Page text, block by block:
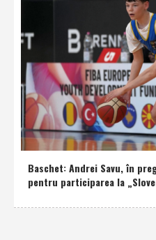
Baschet: Andrei Savu, în
pentru participarea la